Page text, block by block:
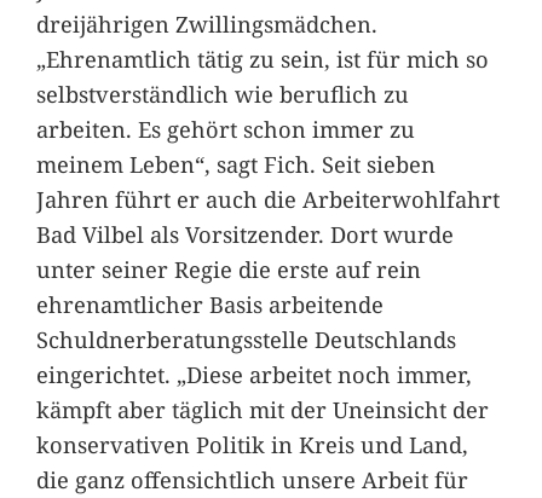
dreijährigen Zwillingsmädchen.
„Ehrenamtlich tätig zu sein, ist für mich so
selbstverständlich wie beruflich zu
arbeiten. Es gehört schon immer zu
meinem Leben“, sagt Fich. Seit sieben
Jahren führt er auch die Arbeiterwohlfahrt
Bad Vilbel als Vorsitzender. Dort wurde
unter seiner Regie die erste auf rein
ehrenamtlicher Basis arbeitende
Schuldnerberatungsstelle Deutschlands
eingerichtet. „Diese arbeitet noch immer,
kämpft aber täglich mit der Uneinsicht der
konservativen Politik in Kreis und Land,
die ganz offensichtlich unsere Arbeit für